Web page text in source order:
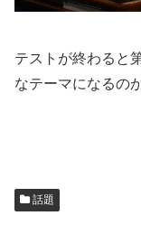
テストが終わると
なテーマになるの
話題